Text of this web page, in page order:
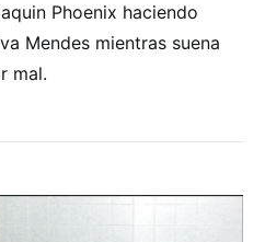
Phoenix haciendo
Mendes mientras suena
mal.